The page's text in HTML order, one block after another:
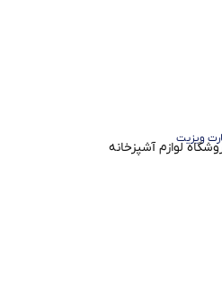
ویزیت
لوازم آشپزخانه